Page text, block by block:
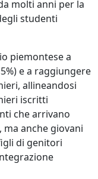
molti anni per la
studenti
piemontese a
e a raggiungere
allineandosi
iscritti
che arrivano
ma anche giovani
di genitori